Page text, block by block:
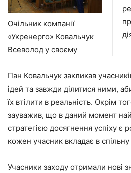
Очільник компанії
«Укренерго» Ковальчук
Всеволод у своєму
Пан Ковальчук закликав
ідей та завжди ділитися ними,
їх втілити в реальність. Окрім
зауважив, що в даний момент
стратегією досягнення успіху є
кожен учасник вкладає в
Учасники заходу отримали нові